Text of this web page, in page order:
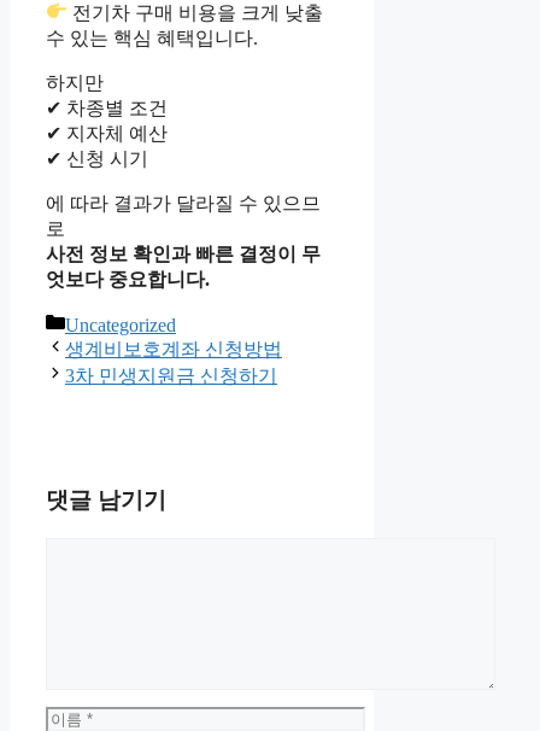
전기차 구매 비용을 크게 낮출
수 있는 핵심 혜택입니다.
하지만
✔ 차종별 조건
✔ 지자체 예산
✔ 신청 시기
에 따라 결과가 달라질 수 있으므
로
사전 정보 확인과 빠른 결정이 무
엇보다 중요합니다.
카
테
고
Uncategorized
생계비보호계좌 신청방법
3차 민생지원금 신청하기
댓글 남기기
이